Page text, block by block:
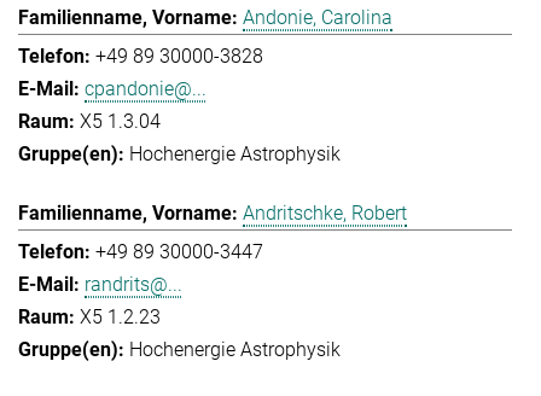
Andonie, Carolina
+49 89 30000-3828
cpandonie@...
X5 1.3.04
Hochenergie Astrophysik
Andritschke, Robert
+49 89 30000-3447
randrits@...
X5 1.2.23
Hochenergie Astrophysik